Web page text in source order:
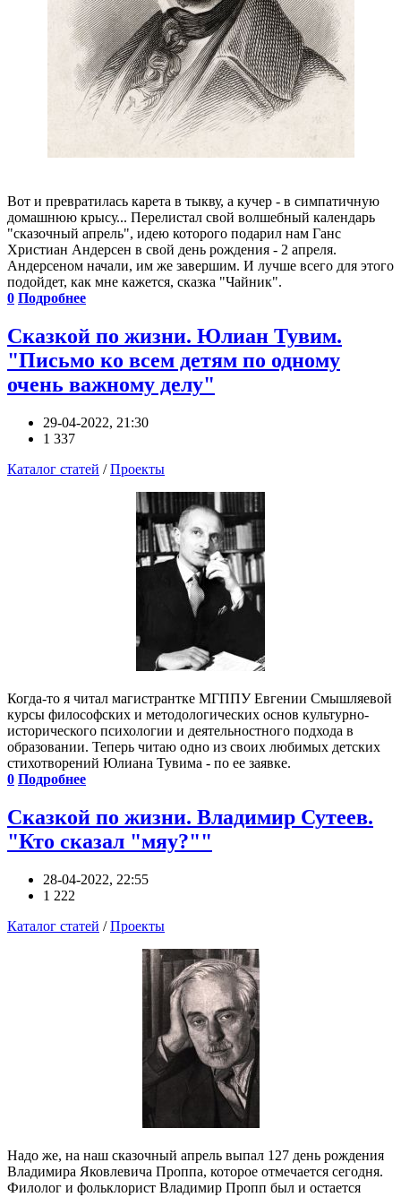
Вот и превратилась карета в тыкву, а кучер - в симпатичную
домашнюю крысу... Перелистал свой волшебный календарь
"сказочный апрель", идею которого подарил нам Ганс
Христиан Андерсен в свой день рождения - 2 апреля.
Андерсеном начали, им же завершим. И лучше всего для этого
подойдет, как мне кажется, сказка "Чайник".
0 Подробнее
Сказкой по жизни. Юлиан Тувим.
"Письмо ко всем детям по одному
очень важному делу"
29-04-2022, 21:30
1 337
Каталог статей /Проекты
Когда-то я читал магистрантке МГППУ Евгении Смышляевой
курсы философских и методологических основ культурно-
исторического психологии и деятельностного подхода в
образовании. Теперь читаю одно из своих любимых детских
стихотворений Юлиана Тувима - по ее заявке.
0 Подробнее
Сказкой по жизни. Владимир Сутеев.
"Кто сказал "мяу?""
28-04-2022, 22:55
1 222
Каталог статей /Проекты
Надо же, на наш сказочный апрель выпал 127 день рождения
Владимира Яковлевича Проппа, которое отмечается сегодня.
Филолог и фольклорист Владимир Пропп был и остается